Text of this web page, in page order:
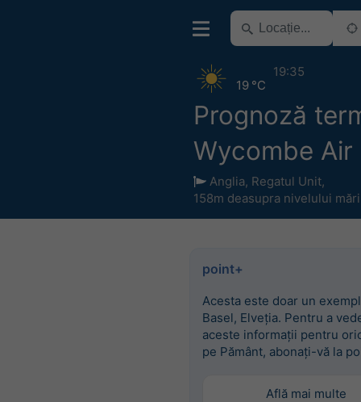
Prognoză
Wycombe Air
Anglia, Regatul Unit,
158m deasupra nivelului
19 °C
19:35
point+
Acesta este doar un
Basel, Elveția. Pentru a
aceste informații pentru
pe Pământ, abonați-vă la
Află mai multe